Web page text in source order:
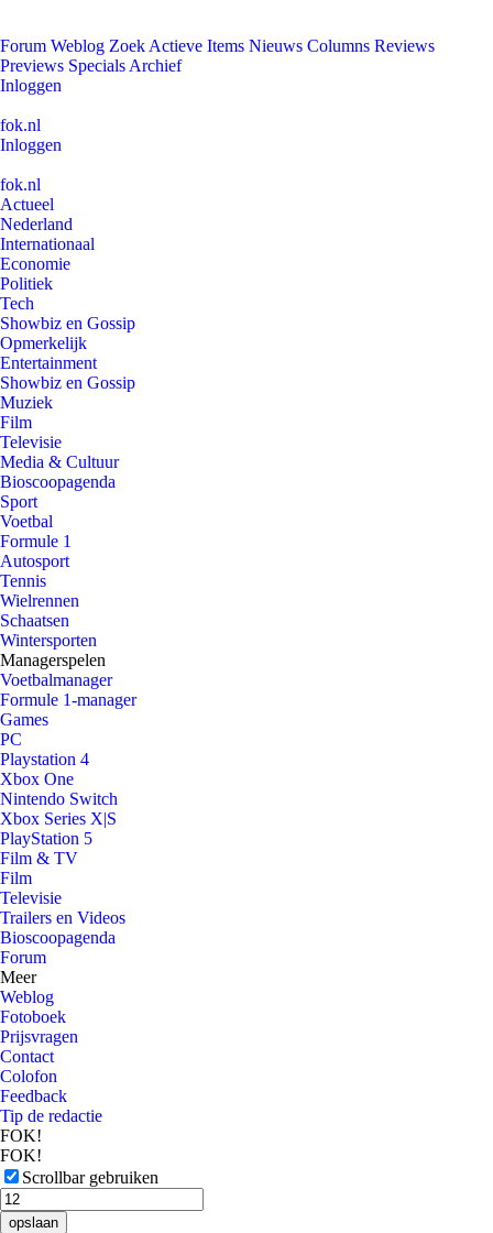
Forum Weblog Zoek Actieve Items Nieuws Columns Reviews
Previews Specials Archief
Inloggen
fok.nl
Inloggen
fok.nl
Actueel
Nederland
Internationaal
Economie
Politiek
Tech
Showbiz en Gossip
Opmerkelijk
Entertainment
Showbiz en Gossip
Muziek
Film
Televisie
Media & Cultuur
Bioscoopagenda
Sport
Voetbal
Formule 1
Autosport
Tennis
Wielrennen
Schaatsen
Wintersporten
Managerspelen
Voetbalmanager
Formule 1-manager
Games
PC
Playstation 4
Xbox One
Nintendo Switch
Xbox Series X|S
PlayStation 5
Film & TV
Film
Televisie
Trailers en Videos
Bioscoopagenda
Forum
Meer
Weblog
Fotoboek
Prijsvragen
Contact
Colofon
Feedback
Tip de redactie
FOK!
FOK!
Scrollbar gebruiken
opslaan